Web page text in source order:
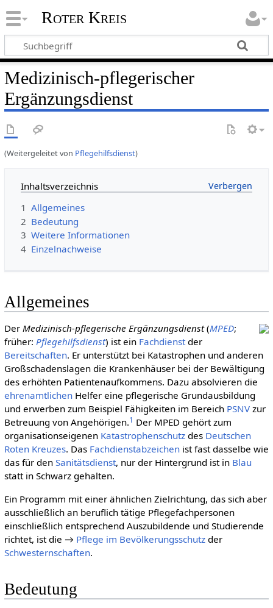
Roter Kreis
Medizinisch-pflegerischer
Ergänzungsdienst
(Weitergeleitet von Pflegehilfsdienst)
Inhaltsverzeichnis
1 Allgemeines
2 Bedeutung
3 Weitere Informationen
4 Einzelnachweise
Allgemeines
Der Medizinisch-pflegerische Ergänzungsdienst‏‎(MPED;
früher: Pflegehilfsdienst) ist ein Fachdienstder
Bereitschaften. Er unterstützt bei Katastrophen und anderen
Großschadenslagen die Krankenhäuser bei der Bewältigung
des erhöhten Patientenaufkommens. Dazu absolvieren die
ehren­amtlichenHelfer eine pflegerische Grundausbildung
und erwerben zum Beispiel Fähigkeiten im Bereich PSNVzur
Betreuung von Angehörigen.1 Der MPED gehört zum
organisationseigenen Katastrophenschutzdes Deut­schen
Roten Kreu­zes. Das Fachdienstabzeichenist fast dasselbe wie
das für den Sanitätsdienst, nur der Hintergrund ist in Blau
statt in Schwarz gehalten.
Ein Programm mit einer ähnlichen Zielrichtung, das sich aber
ausschließlich an beruflich tätige Pflegefachpersonen
einschließlich entsprechend Auszubildende und Studierende
richtet, ist die → Pflege im Bevölkerungsschutzder
Schwesternschaften.
Bedeutung